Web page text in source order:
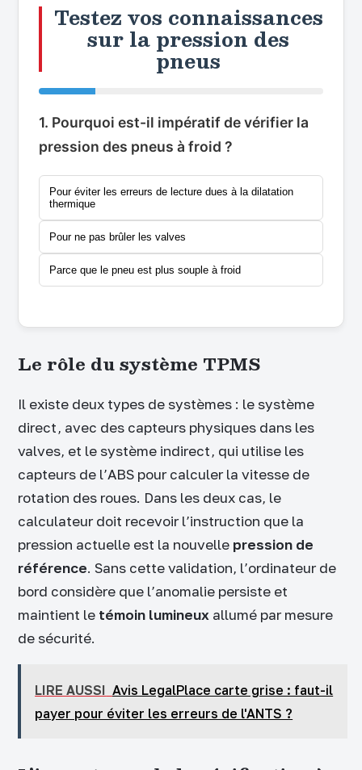
Testez vos connaissances
sur la pression des
pneus
1. Pourquoi est-il impératif de vérifier la
pression des pneus à froid ?
Pour éviter les erreurs de lecture dues à la dilatation
thermique
Pour ne pas brûler les valves
Parce que le pneu est plus souple à froid
Le rôle du système TPMS
Il existe deux types de systèmes : le système
direct, avec des capteurs physiques dans les
valves, et le système indirect, qui utilise les
capteurs de l’ABS pour calculer la vitesse de
rotation des roues. Dans les deux cas, le
calculateur doit recevoir l’instruction que la
pression actuelle est la nouvelle pression de
référence. Sans cette validation, l’ordinateur de
bord considère que l’anomalie persiste et
maintient le témoin lumineux allumé par mesure
de sécurité.
LIRE AUSSI Avis LegalPlace carte grise : faut-il
payer pour éviter les erreurs de l'ANTS ?